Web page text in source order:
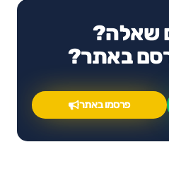
שאלה?
באתר?
פרסמו באתר